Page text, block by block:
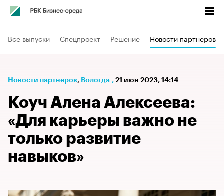
Все выпуски Спецпроект Решение Новости партнеров
Новости партнеров⁠, Вологда , 21 июн 2023, 14:14
Коуч Алена Алексеева:
«Для карьеры важно не
только развитие
навыков»